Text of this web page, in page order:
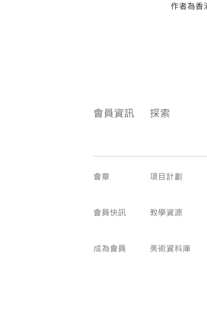
作者為香
會員資訊 探索
會章
會員快訊
成為會員
項目計劃
教學資源
美術資料庫